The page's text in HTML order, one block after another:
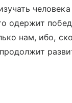
одержит
нам, ибо,